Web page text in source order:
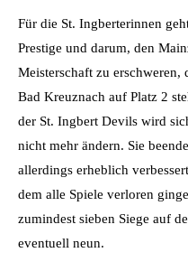
Für die St. Ingberterinnen
Prestige und darum, den
Meisterschaft zu
Bad Kreuznach auf Platz 2
der St. Ingbert Devils wird
nicht mehr ändern. Sie
allerdings erheblich
dem alle Spiele verloren
zumindest sieben Siege auf
eventuell neun.